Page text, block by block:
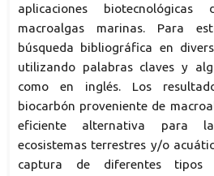
aplicaciones
macroalgas marinas. Para
búsqueda bibliográfica en
utilizando palabras claves y
como en inglés. Los
biocarbón proveniente de
eficiente alternativa para
ecosistemas terrestres y/o
captura de diferentes tipos